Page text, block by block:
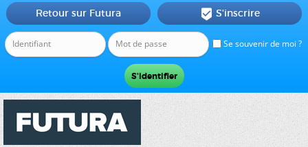
Se souvenir de moi ?
Retour sur Futura  S'inscrire